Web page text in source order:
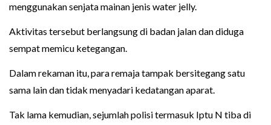
menggunakan senjata mainan jenis water jelly.
Aktivitas tersebut berlangsung di badan jalan dan diduga
sempat memicu ketegangan.
Dalam rekaman itu, para remaja tampak bersitegang satu
sama lain dan tidak menyadari kedatangan aparat.
Tak lama kemudian, sejumlah polisi termasuk Iptu N tiba di